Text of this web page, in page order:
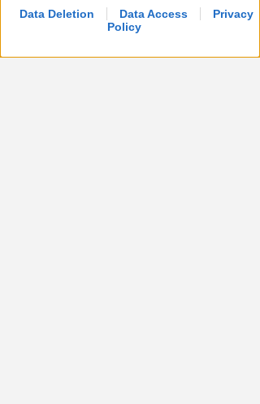
Data Deletion Data Access
Privacy
Policy